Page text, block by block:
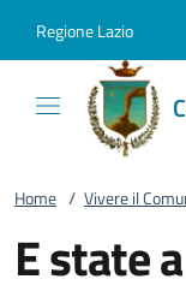
Regione Lazio
Home / Vivere il
E state